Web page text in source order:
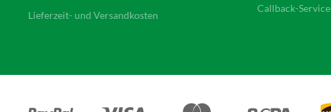
Lieferzeit- und Versandkosten
Callback-Service